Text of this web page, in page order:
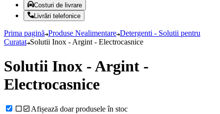
Costuri de livrare
Livrări telefonice
Prima pagină Produse Nealimentare Detergenti - Solutii pentru
Curatat Solutii Inox - Argint - Electrocasnice
Solutii Inox - Argint -
Electrocasnice
Afișează doar produsele în stoc